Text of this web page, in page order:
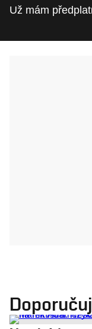
Už mám